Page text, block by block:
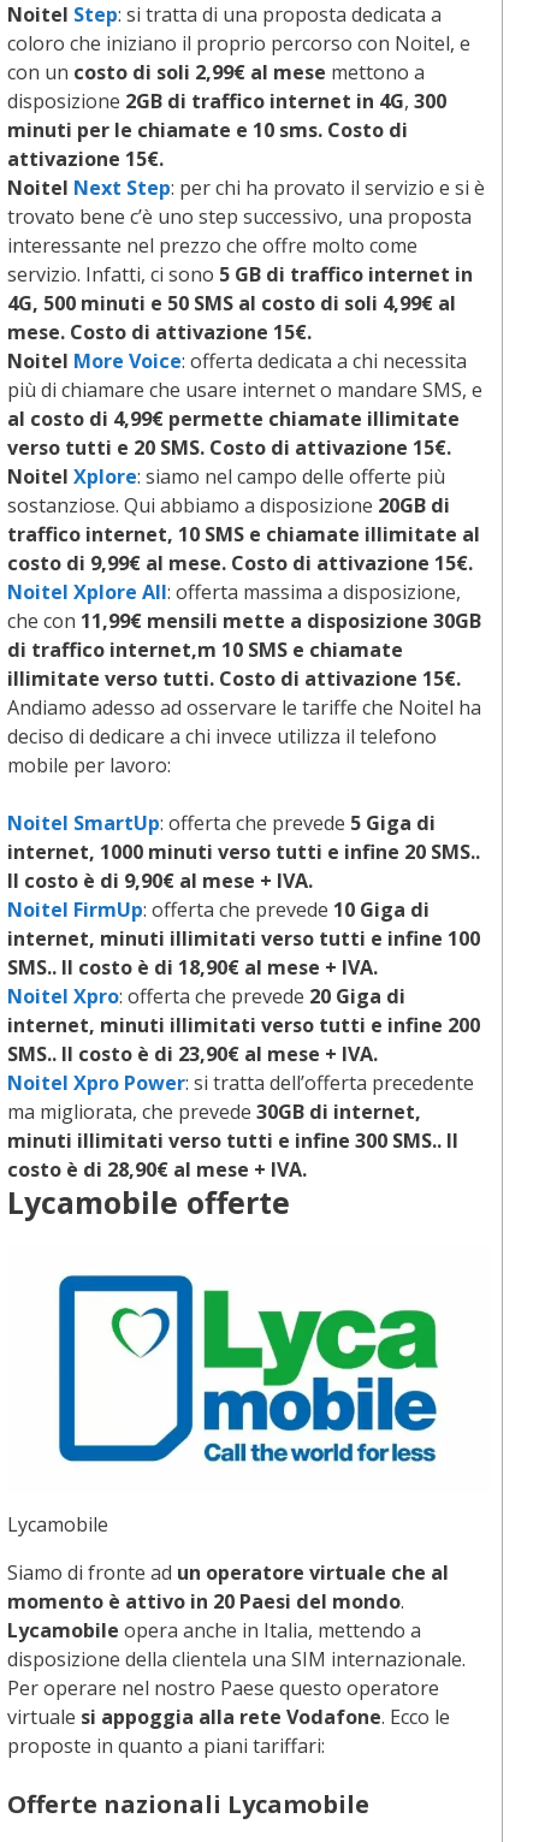
Noitel Step: si tratta di una proposta dedicata a
coloro che iniziano il proprio percorso con Noitel, e
con un costo di soli 2,99€ al mese mettono a
disposizione 2GB di traffico internet in 4G, 300
minuti per le chiamate e 10 sms. Costo di
attivazione 15€.
Noitel Next Step: per chi ha provato il servizio e si è
trovato bene c’è uno step successivo, una proposta
interessante nel prezzo che offre molto come
servizio. Infatti, ci sono 5 GB di traffico internet in
4G, 500 minuti e 50 SMS al costo di soli 4,99€ al
mese. Costo di attivazione 15€.
Noitel More Voice: offerta dedicata a chi necessita
più di chiamare che usare internet o mandare SMS, e
al costo di 4,99€ permette chiamate illimitate
verso tutti e 20 SMS. Costo di attivazione 15€.
Noitel Xplore: siamo nel campo delle offerte più
sostanziose. Qui abbiamo a disposizione 20GB di
traffico internet, 10 SMS e chiamate illimitate al
costo di 9,99€ al mese. Costo di attivazione 15€.
Noitel Xplore All: offerta massima a disposizione,
che con 11,99€ mensili mette a disposizione 30GB
di traffico internet,m 10 SMS e chiamate
illimitate verso tutti. Costo di attivazione 15€.
Andiamo adesso ad osservare le tariffe che Noitel ha
deciso di dedicare a chi invece utilizza il telefono
mobile per lavoro:
Noitel SmartUp: offerta che prevede 5 Giga di
internet, 1000 minuti verso tutti e infine 20 SMS..
Il costo è di 9,90€ al mese + IVA.
Noitel FirmUp: offerta che prevede 10 Giga di
internet, minuti illimitati verso tutti e infine 100
SMS.. Il costo è di 18,90€ al mese + IVA.
Noitel Xpro: offerta che prevede 20 Giga di
internet, minuti illimitati verso tutti e infine 200
SMS.. Il costo è di 23,90€ al mese + IVA.
Noitel Xpro Power: si tratta dell’offerta precedente
ma migliorata, che prevede 30GB di internet,
minuti illimitati verso tutti e infine 300 SMS.. Il
costo è di 28,90€ al mese + IVA.
Lycamobile offerte
Lycamobile
Siamo di fronte ad un operatore virtuale che al
momento è attivo in 20 Paesi del mondo.
Lycamobile opera anche in Italia, mettendo a
disposizione della clientela una SIM internazionale.
Per operare nel nostro Paese questo operatore
virtuale si appoggia alla rete Vodafone. Ecco le
proposte in quanto a piani tariffari:
Offerte nazionali Lycamobile